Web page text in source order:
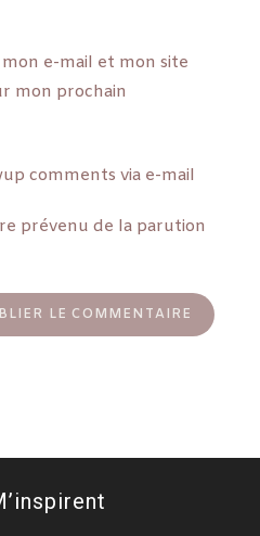
e-mail et mon site
mon prochain
comments via e-mail
prévenu de la parution